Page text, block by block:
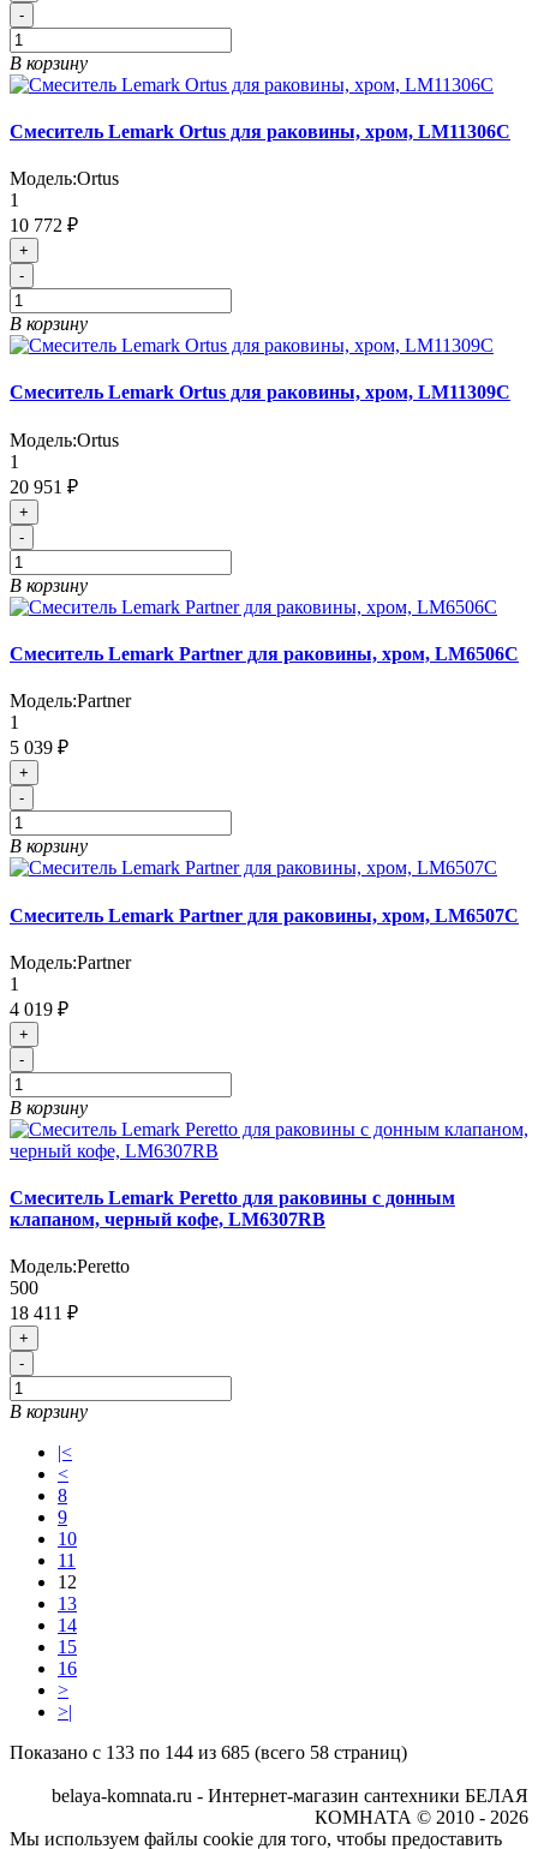
-
В корзину
Смеситель Lemark Ortus для раковины, хром, LM11306C
Модель:Ortus
1
10 772 ₽
+
-
В корзину
Смеситель Lemark Ortus для раковины, хром, LM11309C
Модель:Ortus
1
20 951 ₽
+
-
В корзину
Смеситель Lemark Partner для раковины, хром, LM6506C
Модель:Partner
1
5 039 ₽
+
-
В корзину
Смеситель Lemark Partner для раковины, хром, LM6507C
Модель:Partner
1
4 019 ₽
+
-
В корзину
Смеситель Lemark Peretto для раковины с донным
клапаном, черный кофе, LM6307RB
Модель:Peretto
500
18 411 ₽
+
-
В корзину
|<
<
8
9
10
11
12
13
14
15
16
>
>|
Показано с 133 по 144 из 685 (всего 58 страниц)
belaya-komnata.ru - Интернет-магазин сантехники БЕЛАЯ
КОМНАТА © 2010 - 2026
Мы используем файлы cookie для того, чтобы предоставить